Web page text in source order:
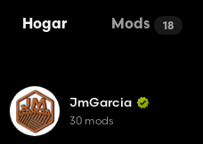
Hogar Mods 18
JmGarcia
30 mods